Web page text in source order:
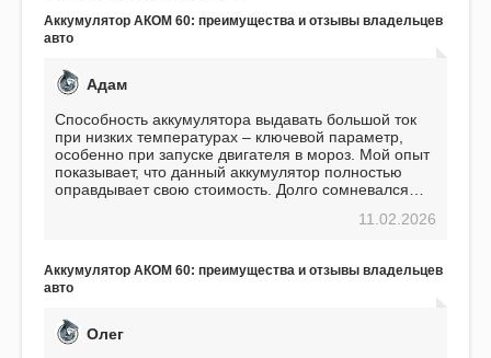
Аккумулятор АКОМ 60: преимущества и отзывы владельцев
авто
Адам
Способность аккумулятора выдавать большой ток
при низких температурах – ключевой параметр,
особенно при запуске двигателя в мороз. Мой опыт
показывает, что данный аккумулятор полностью
оправдывает свою стоимость. Долго сомневался
пожалел. Считаю, что это отличное вложение,11.02.2026
Аккумулятор АКОМ 60: преимущества и отзывы владельцев
авто
Олег